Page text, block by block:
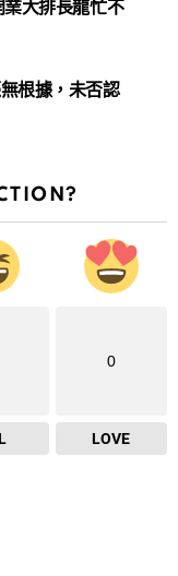
業大排長龍忙不
根據，未否認
0
LOVE